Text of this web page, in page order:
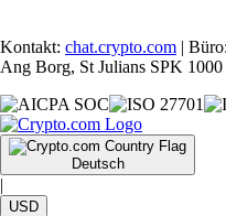
Kontakt: chat.crypto.com |
Ang Borg, St Julians SPK
Deutsch
|
USD